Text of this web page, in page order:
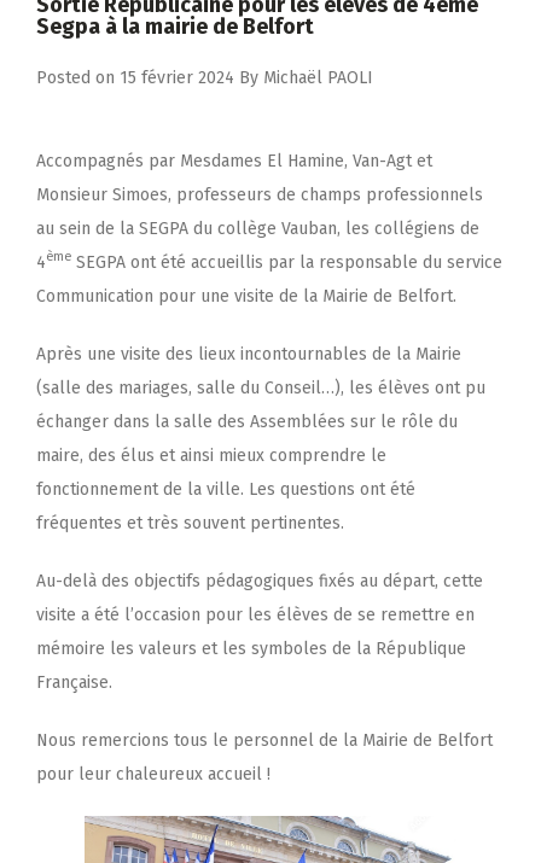
Segpa à la mairie de Belfort
Posted on 15 février 2024 By Michaël PAOLI
Accompagnés par Mesdames El Hamine, Van-Agt et
Monsieur Simoes, professeurs de champs professionnels
au sein de la SEGPA du collège Vauban, les collégiens de
4ème SEGPA ont été accueillis par la responsable du service
Communication pour une visite de la Mairie de Belfort.
Après une visite des lieux incontournables de la Mairie
(salle des mariages, salle du Conseil…), les élèves ont pu
échanger dans la salle des Assemblées sur le rôle du
maire, des élus et ainsi mieux comprendre le
fonctionnement de la ville. Les questions ont été
fréquentes et très souvent pertinentes.
Au-delà des objectifs pédagogiques fixés au départ, cette
visite a été l’occasion pour les élèves de se remettre en
mémoire les valeurs et les symboles de la République
Française.
Nous remercions tous le personnel de la Mairie de Belfort
pour leur chaleureux accueil !